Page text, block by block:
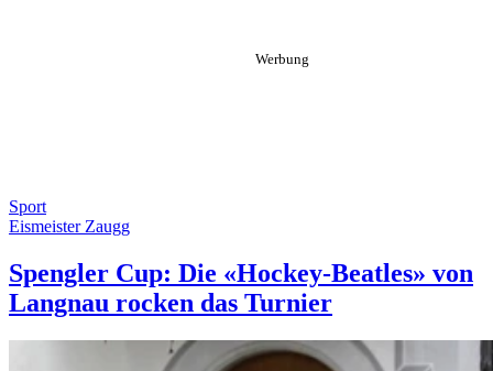
Sport
Eismeister Zaugg
Spengler Cup: Die «Hockey-Beatles» von
Langnau rocken das Turnier